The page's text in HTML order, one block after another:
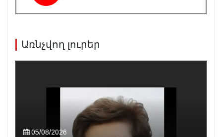
Առնչվող լուրեր
05/08/2026